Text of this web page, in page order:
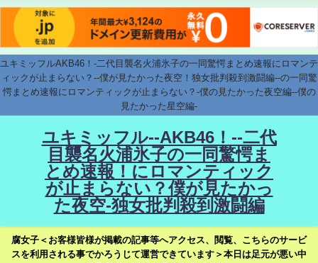
ユキミッフルAKB46！-二代目襲名火浦氷子の一同驚愕まとめ速報にロマンテ
ィックが止まらない？--僕が見たかった夜空！独女批判殺到激闘編--の一同驚
愕まとめ速報にロマンティックが止まらない？-僕の見たかった夜空編--僕の
見たかった星空編-
ユキミッフル--AKB46！--二代
目襲名火浦氷子の一同驚愕ま
とめ速報！にロマンティック
が止まらない？僕が見たかっ
た夜空-独女批判殺到激闘編
腐女子＜お客様皆様が掲載の記事等へアクセス、閲覧、こちらのサービ
スを利用される事でかろうじて運営できています＞本日は足元が悪い中